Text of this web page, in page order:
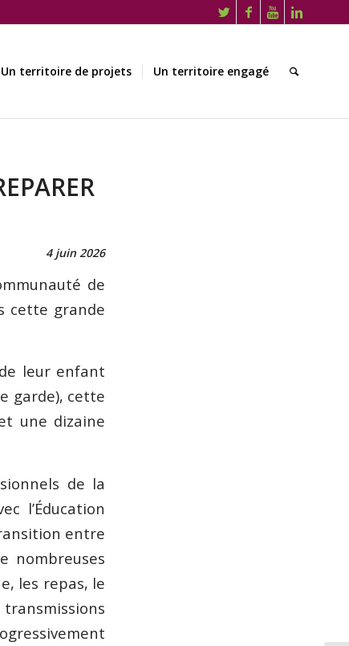
Un territoire de projets Un territoire engagé
4 juin 2026
de
cette grande
leur enfant
garde), cette
une dizaine
de la
l’Éducation
entre
nombreuses
les repas, le